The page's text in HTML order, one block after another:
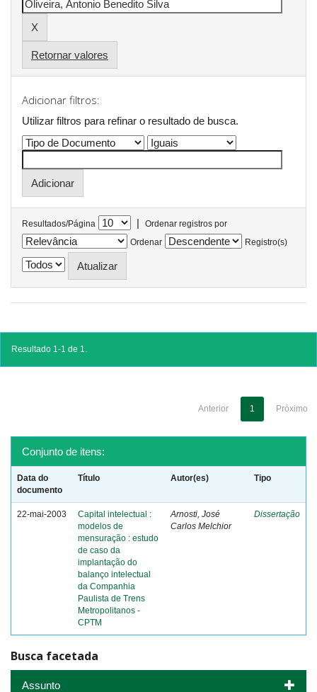
Retornar valores
Adicionar filtros:
Utilizar filtros para refinar o resultado de busca.
Resultados/Página |
Ordenar registros por
Ordenar
Registro(s)
Resultado 1-1 de 1.
Anterior 1 Próximo
Conjunto de itens:
Data do
documento
Título Autor(es) Tipo
22-mai-2003
Capital intelectual :
modelos de
mensuração : estudo
de caso da
implantação do
balanço intelectual
da Companhia
Paulista de Trens
Metropolitanos -
CPTM
Arnosti, José
Carlos Melchior
Dissertação
Busca facetada
Assunto